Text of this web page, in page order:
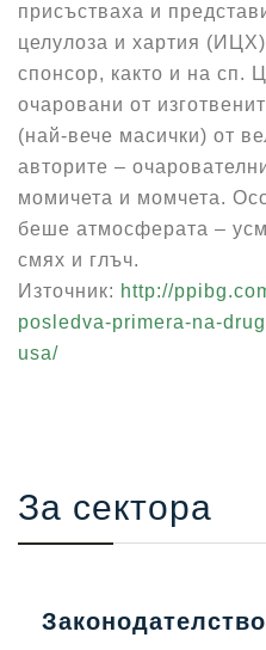
присъстваха и
целулоза и хартия
спонсор, както и на сп.
очаровани от
(най-вече масички) от
авторите –
момичета и момчета.
беше атмосферата –
смях и глъч.
Източник: http://
posledva-primera-na-
usa/
За сектора
Законодателство